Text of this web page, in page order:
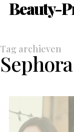
Beauty-
Tag archieven